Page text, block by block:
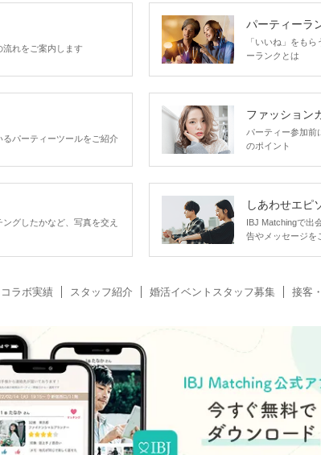
れをご案内します
パーティーラ
「いいね」をも
ーランクとは
パーティーツールをご紹介
ファッション
パーティー参加前
のポイント
グしたかなど、写真を交え
しあわせエピ
IBJ Matchingで出
告やメッセージを
ラボ実績 スタッフ紹介 婚活イベントスタッフ募集 接客